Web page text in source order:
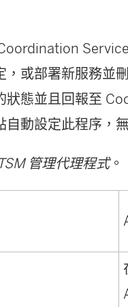
，或部署新服務並
狀態並且回報至
動設定此程序，
TSM 管理代理程式。